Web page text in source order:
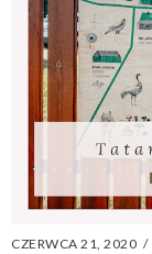
CZERWCA 21, 2020 /